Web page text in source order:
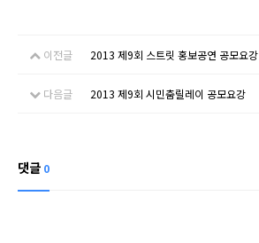
이전글 2013 제9회 스트릿 홍보공연 공모요강
다음글 2013 제9회 시민춤릴레이 공모요강
댓글 0